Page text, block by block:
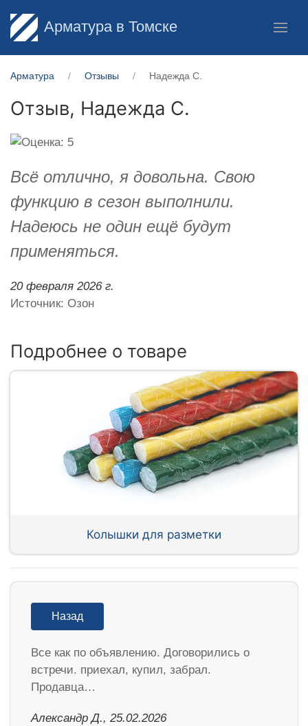
Арматура в Томске
Арматура Отзывы Надежда С.
Отзыв, Надежда С.
Всё отлично, я довольна. Свою
функцию в сезон выполнили.
Надеюсь не один ещё будут
применяться.
20 февраля 2026 г.
Источник: Озон
Подробнее о товаре
Колышки для разметки
Назад
Все как по объявлению. Договорились о
встречи. приехал, купил, забрал.
Продавца…
Александр Д., 25.02.2026